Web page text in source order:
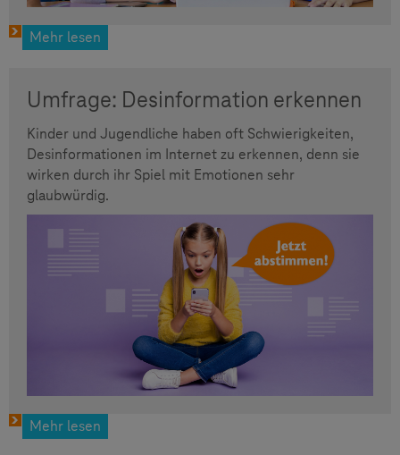
Mehr lesen
Umfrage: Desinformation erkennen
Kinder und Jugendliche haben oft Schwierigkeiten,
Desinformationen im Internet zu erkennen, denn sie
wirken durch ihr Spiel mit Emotionen sehr
glaubwürdig.
Mehr lesen